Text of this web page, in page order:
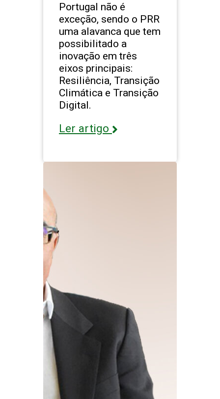
Portugal não é
exceção, sendo o PRR
uma alavanca que tem
possibilitado a
inovação em três
eixos principais:
Resiliência, Transição
Climática e Transição
Digital.
Ler artigo